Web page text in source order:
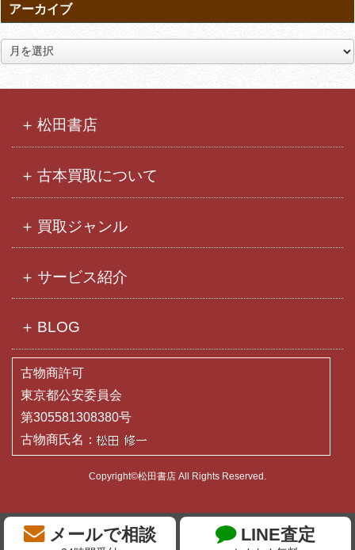
メールで相談 LINE査定
アーカイブ
ア
ー
松田書店
古本買取について
買取ジャンル
サービス紹介
BLOG
古物商許可
東京都公安委員会
第305581308380号
古物商氏名：
Copyright©松田書店 All Rights Reserved.